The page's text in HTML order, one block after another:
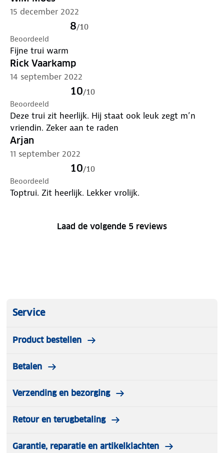
15 december 2022
8/10
Beoordeeld
Fijne trui warm
Rick Vaarkamp
14 september 2022
10/10
Beoordeeld
Deze trui zit heerlijk. Hij staat ook leuk zegt m’n
vriendin. Zeker aan te raden
Arjan
11 september 2022
10/10
Beoordeeld
Toptrui. Zit heerlijk. Lekker vrolijk.
Laad de volgende 5 reviews
Service
Product bestellen
Betalen
Verzending en bezorging
Retour en terugbetaling
Garantie, reparatie en artikelklachten